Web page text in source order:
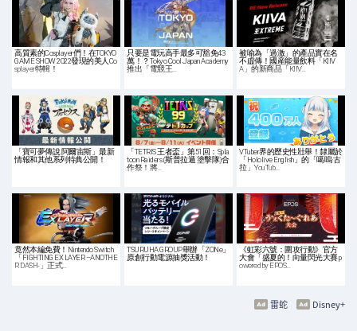
高質素的Cosplayer們！在TOKYO
GAME SHOW 2022發現的美人Co
splayer特輯！
只要是電玩高手最多可豁免43
萬！？Tokyo Cool Japan Academy
推出「電競王…
被喻為「過激」的產品實在名
不虛傳！國産能量飲料「KIIV
A」的新商品「KIIV…
「寶可夢傳說 阿爾宙斯」最新
情報和其他系列特典公開！
「TETRIS 王者盃」第51回：Spla
toon Raiders (斯普拉遁 塗擊隊)合
作祭！將…
VTuber界的歷史性壯舉！隸屬於
「Hololive English」的「噶嗚·古
拉」YouTub…
竟然本編免費！Nintendo Switch
「FIGHTING EX LAYER –ANOTHE
R DASH-」正式…
TSURUHA GROUP舉辦「ZONe」
原創行動電源抽獎活動！
《虹彩六號：圍攻行動》官方
大會「盛夏的！向量閃光大賽 p
owered by EPOS…
Disney+
雷蛇